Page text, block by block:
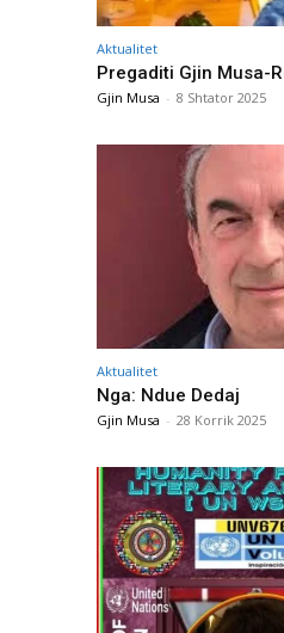
Aktualitet
Pregaditi Gjin Musa-
Gjin Musa - 8 Shtator 2025
Aktualitet
Nga: Ndue Dedaj
Gjin Musa - 28 Korrik 2025